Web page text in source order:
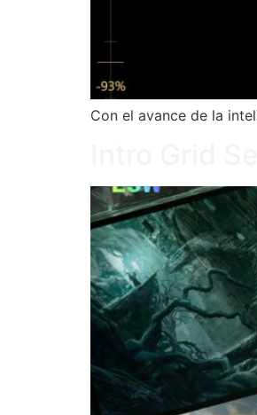
Con el avance de la